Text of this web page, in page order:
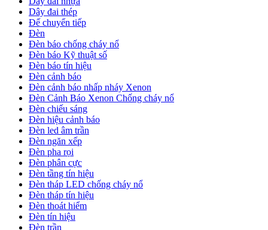
Dây đai thép
Đế chuyển tiếp
Đèn
Đèn báo chống cháy nổ
Đèn báo Kỹ thuật số
Đèn báo tín hiệu
Đèn cảnh báo
Đèn cảnh báo nhấp nháy Xenon
Đèn Cảnh Báo Xenon Chống cháy nổ
Đèn chiếu sáng
Đèn hiệu cảnh báo
Đèn led âm trần
Đèn ngăn xếp
Đèn pha rọi
Đèn phân cực
Đèn tầng tín hiệu
Đèn tháp LED chống cháy nổ
Đèn tháp tín hiệu
Đèn thoát hiểm
Đèn tín hiệu
Đèn trần